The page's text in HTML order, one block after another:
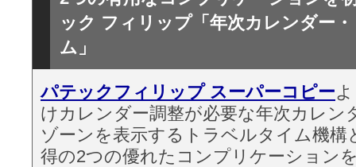
ック フィリップ「年次カレンダー
ム」
パテックフィリップ スーパーコピー
けカレンダー調整が必要な年次カレン
ゾーンを表示するトラベルタイム機構
得の2つの優れたコンプリケーション